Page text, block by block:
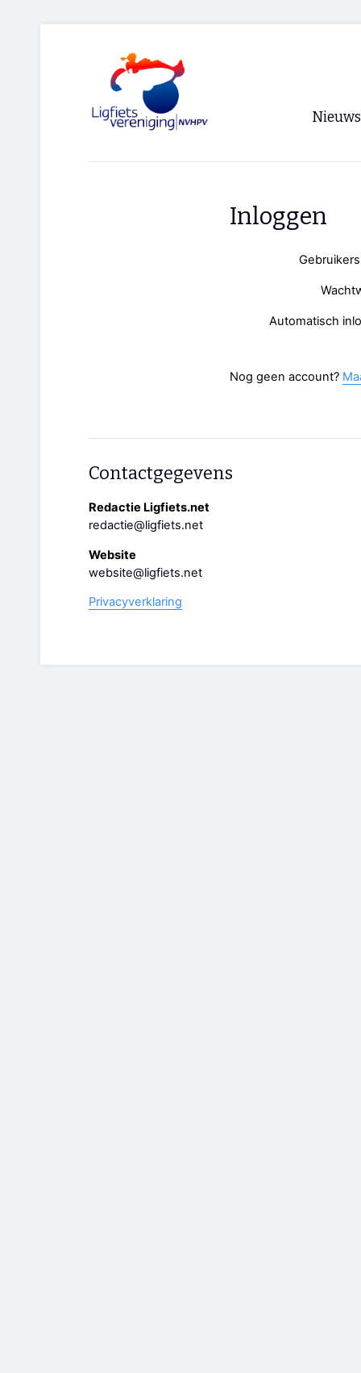
Nieuws
Inloggen
Automatisch
Nog geen account?
Contactgegevens
Redactie Ligfiets.net
redactie@ligfiets.net
Website
website@ligfiets.net
Privacyverklaring